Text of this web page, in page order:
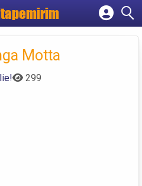
empresa
Criar contaMotta
299